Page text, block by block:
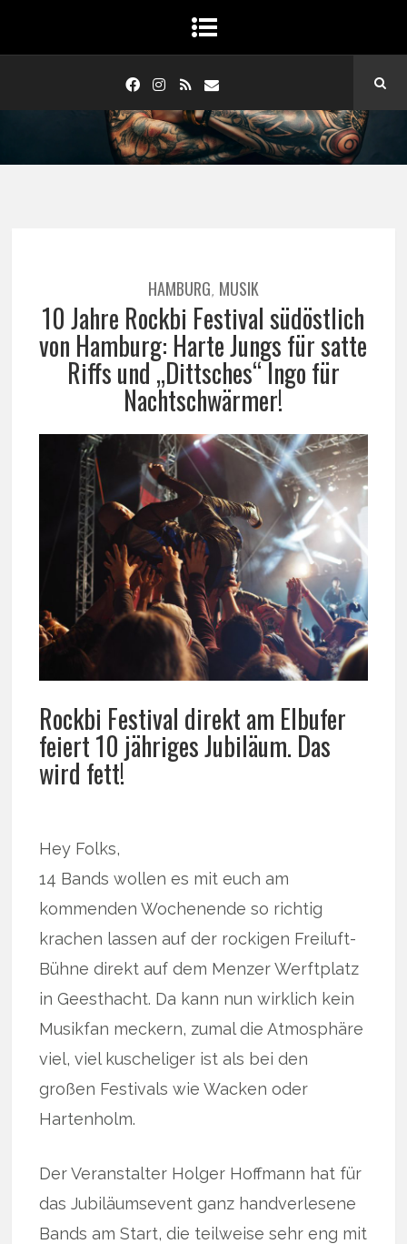
HAMBURG, MUSIK
10 Jahre Rockbi Festival südöstlich
von Hamburg: Harte Jungs für satte
Riffs und „Dittsches“ Ingo für
Nachtschwärmer!
Rockbi Festival direkt am Elbufer
feiert 10 jähriges Jubiläum. Das
wird fett!
Hey Folks,
14 Bands wollen es mit euch am
kommenden Wochenende so richtig
krachen lassen auf der rockigen Freiluft-
Bühne direkt auf dem Menzer Werftplatz
in Geesthacht. Da kann nun wirklich kein
Musikfan meckern, zumal die Atmosphäre
viel, viel kuscheliger ist als bei den
großen Festivals wie Wacken oder
Hartenholm.
Der Veranstalter Holger Hoffmann hat für
das Jubiläumsevent ganz handverlesene
Bands am Start, die teilweise sehr eng mit